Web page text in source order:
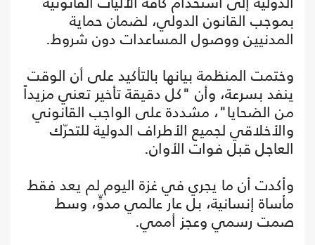
بموجب القانون الدولي، لضمان حماية
المدنيين ووصول المساعدات دون شروط.
وختمت المنظمة بيانها بالتأكيد على أن الوقت
ينفد بسرعة، وأن "كل دقيقة تأخير تعني مزيداً
من الضحايا"، مشددة على الواجب القانوني
والأخلاقي لجميع الأطراف الدولية للتحرّك
العاجل قبل فوات الأوان.
وأكدت أن ما يجري في غزة اليوم لم يعد فقط
مأساة إنسانية، بل عار عالمي مدوٍّ، وسط
صمت رسمي وعجز أممي.